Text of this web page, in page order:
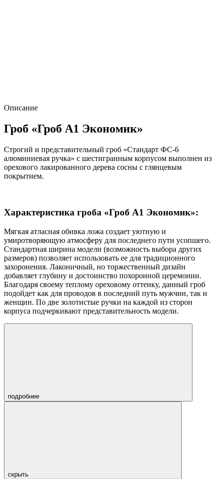
Описание
Гроб «Гроб А1 Экономик»
Строгий и представительный гроб «Стандарт ФС-6
алюминиевая ручка» с шестигранным корпусом выполнен из
орехового лакированного дерева сосны с глянцевым
покрытием.
Характеристика гроба «Гроб А1 Экономик»:
Мягкая атласная обивка ложа создает уютную и
умиротворяющую атмосферу для последнего пути усопшего.
Стандартная ширина модели (возможность выбора других
размеров) позволяет использовать ее для традиционного
захоронения. Лаконичный, но торжественный дизайн
добавляет глубину и достоинство похоронной церемонии.
Благодаря своему теплому ореховому оттенку, данный гроб
подойдет как для проводов в последний путь мужчин, так и
женщин. По две золотистые ручки на каждой из сторон
корпуса подчеркивают представительность модели.
подробнее
скрыть